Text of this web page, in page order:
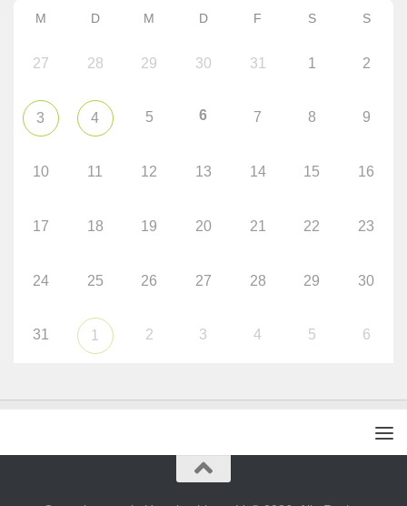
M D M D F S S
27 28 29 30 31 1 2
3 4 5 6 7 8 9
10 11 12 13 14 15 16
17 18 19 20 21 22 23
24 25 26 27 28 29 30
31 1 2 3 4 5 6